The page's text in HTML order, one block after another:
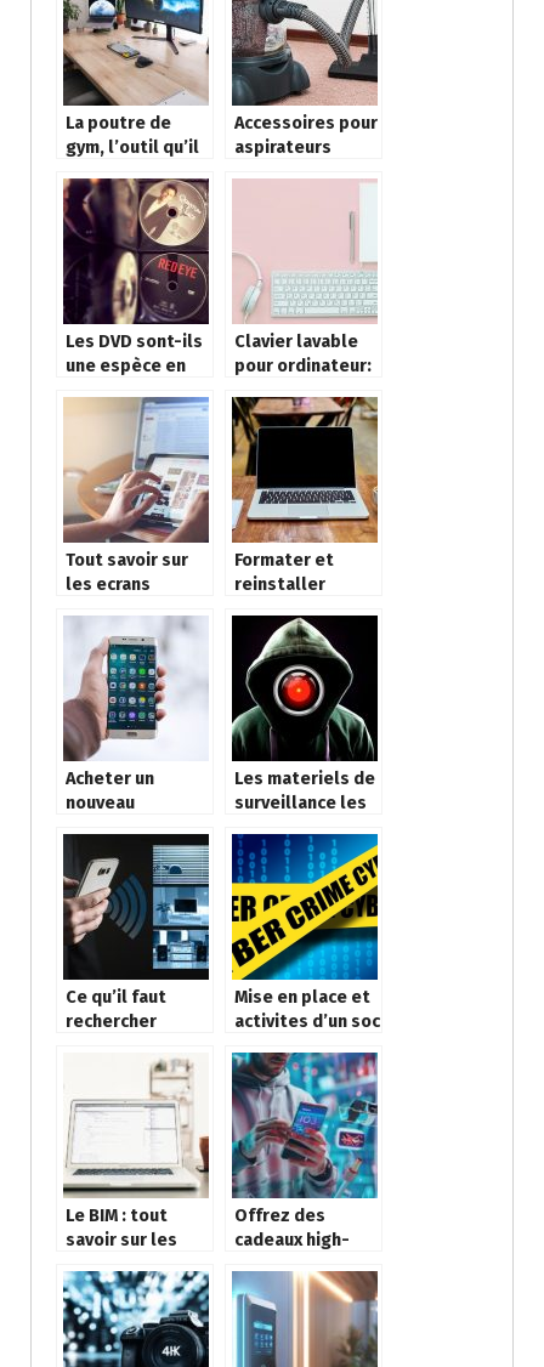
La poutre de
gym, l’outil qu’il
maison
Accessoires pour
aspirateurs
Les DVD sont-ils
une espèce en
disparition ?
Clavier lavable
pour ordinateur:
c’est?
Tout savoir sur
les ecrans
tactiles
Formater et
reinstaller
comment y
proceder ?
Acheter un
nouveau
Les materiels de
surveillance les
pour securiser la
maison
Ce qu’il faut
rechercher
choisissez un
fournisseur
d’accès à
Internet
Mise en place et
activites d’un soc
Le BIM : tout
savoir sur les
d’utiliser cette
technologie en
construction
Offrez des
cadeaux high-
smartphone
tendance pour la
fête des pères